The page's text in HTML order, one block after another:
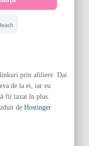
linkuri prin afiliere. Dai
de la ei, iar eu
fii taxat în plus.
de Hostinger